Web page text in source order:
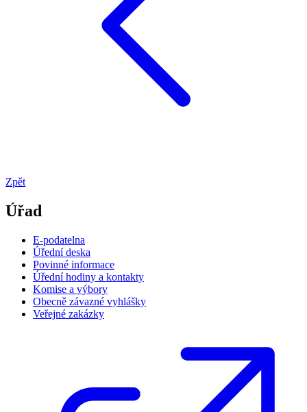
Zpět
Úřad
E-podatelna
Úřední deska
Povinné informace
Úřední hodiny a kontakty
Komise a výbory
Obecně závazné vyhlášky
Veřejné zakázky